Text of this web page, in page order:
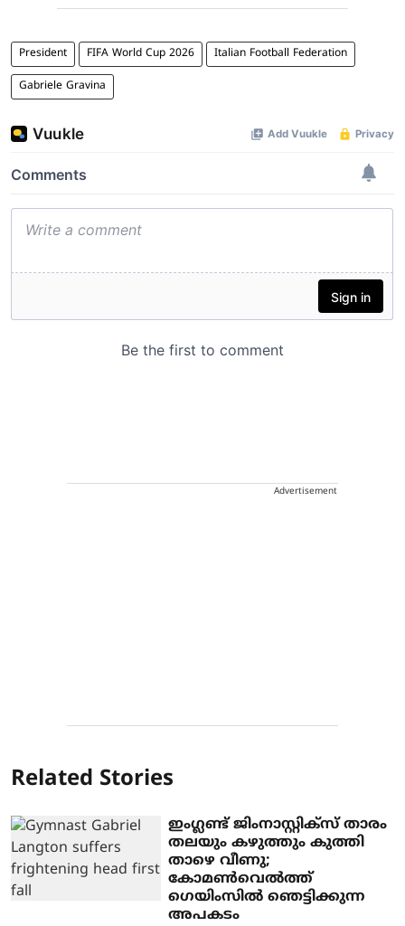
President FIFA World Cup 2026 Italian Football Federation
Gabriele Gravina
Advertisement
Related Stories
ഇം​ഗ്ലണ്ട് ജിംനാസ്റ്റിക്സ് താരം
തലയും കഴുത്തും കുത്തി
താഴെ വീണു;
കോമൺവെൽത്ത് ​
ഗെയിംസിൽ ഞെട്ടിക്കുന്ന
അപകടം